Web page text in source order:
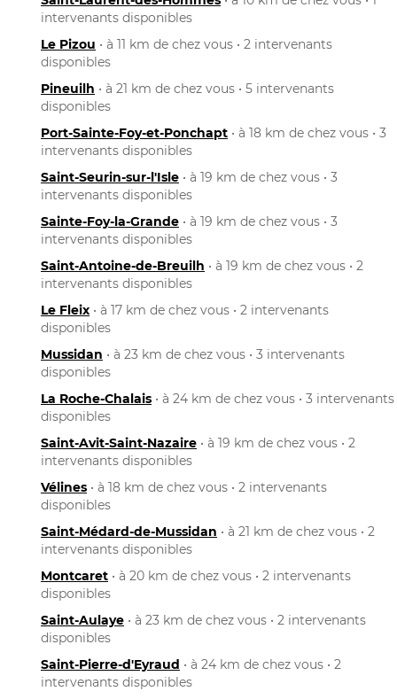
intervenants disponibles
Le Pizou • à 11 km de chez vous • 2 intervenants
disponibles
Pineuilh • à 21 km de chez vous • 5 intervenants
disponibles
Port-Sainte-Foy-et-Ponchapt • à 18 km de chez vous • 3
intervenants disponibles
Saint-Seurin-sur-l'Isle • à 19 km de chez vous • 3
intervenants disponibles
Sainte-Foy-la-Grande • à 19 km de chez vous • 3
intervenants disponibles
Saint-Antoine-de-Breuilh • à 19 km de chez vous • 2
intervenants disponibles
Le Fleix • à 17 km de chez vous • 2 intervenants
disponibles
Mussidan • à 23 km de chez vous • 3 intervenants
disponibles
La Roche-Chalais • à 24 km de chez vous • 3 intervenants
disponibles
Saint-Avit-Saint-Nazaire • à 19 km de chez vous • 2
intervenants disponibles
Vélines • à 18 km de chez vous • 2 intervenants
disponibles
Saint-Médard-de-Mussidan • à 21 km de chez vous • 2
intervenants disponibles
Montcaret • à 20 km de chez vous • 2 intervenants
disponibles
Saint-Aulaye • à 23 km de chez vous • 2 intervenants
disponibles
Saint-Pierre-d'Eyraud • à 24 km de chez vous • 2
intervenants disponibles